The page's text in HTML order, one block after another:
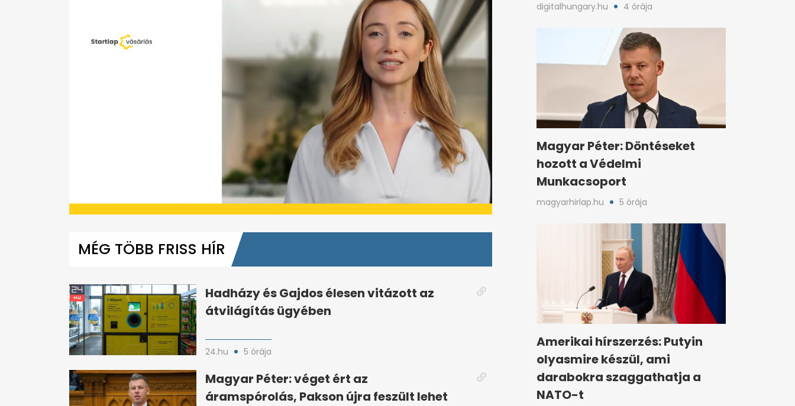
minute,
0%
MÉG TÖBB FRISS HÍR
Hadházy és Gajdos élesen vitázott az
átvilágítás ügyében
24.hu 5 órája
Magyar Péter: véget ért az
áramspórolás, Pakson újra feszült lehet
digitalhungary.hu 4 órája
Magyar Péter: Döntéseket
hozott a Védelmi
Munkacsoport
magyarhirlap.hu 5 órája
Amerikai hírszerzés: Putyin
olyasmire készül, ami
darabokra szaggathatja a
NATO-t